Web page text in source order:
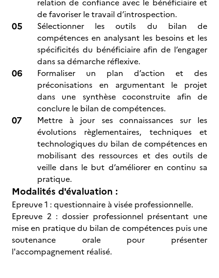
relation de confiance avec le bénéficiaire et
de favoriser le travail d’introspection.
Sélectionner les outils du bilan de
compétences en analysant les besoins et les
spécificités du bénéficiaire afin de l’engager
dans sa démarche réflexive.
Formaliser un plan d’action et des
préconisations en argumentant le projet
dans une synthèse coconstruite afin de
conclure le bilan de compétences.
Mettre à jour ses connaissances sur les
évolutions règlementaires, techniques et
technologiques du bilan de compétences en
mobilisant des ressources et des outils de
veille dans le but d’améliorer en continu sa
pratique.
Modalités d'évaluation :
Epreuve 1 : questionnaire à visée professionnelle.
Epreuve 2 : dossier professionnel présentant une
mise en pratique du bilan de compétences puis une
soutenance orale pour présenter
l'accompagnement réalisé.